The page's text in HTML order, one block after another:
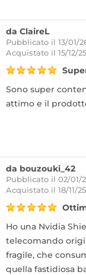
da ClaireL
Pubblicato il 13/01/
Acquistato il 15/12/
Sono super
attimo e il
da bouzouki_42
Pubblicato il 02/01/
Acquistato il 18/11/
Ho una Nvidia
telecomando
fragile, che
quella fastidiosa